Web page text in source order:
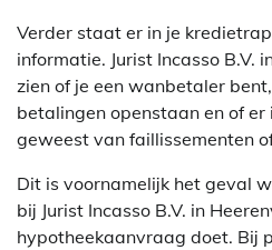
Verder staat er in je
informatie. Jurist Incasso B.V.
zien of je een wanbetaler
betalingen openstaan en of
geweest van faillissementen
Dit is voornamelijk het geval
bij Jurist Incasso B.V. in
hypotheekaanvraag doet. Bij